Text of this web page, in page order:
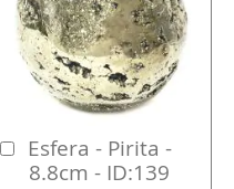
Esfera - Pirita -
8.8cm - ID:139
Comprar